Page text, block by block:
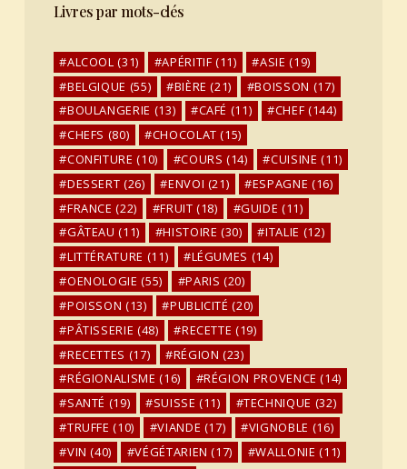
Livres par mots-clés
ALCOOL (31) APÉRITIF (11) ASIE (19)
BELGIQUE (55) BIÈRE (21) BOISSON (17)
BOULANGERIE (13) CAFÉ (11) CHEF (144)
CHEFS (80) CHOCOLAT (15)
CONFITURE (10) COURS (14) CUISINE (11)
DESSERT (26) ENVOI (21) ESPAGNE (16)
FRANCE (22) FRUIT (18) GUIDE (11)
GÂTEAU (11) HISTOIRE (30) ITALIE (12)
LITTÉRATURE (11) LÉGUMES (14)
OENOLOGIE (55) PARIS (20)
POISSON (13) PUBLICITÉ (20)
PÂTISSERIE (48) RECETTE (19)
RECETTES (17) RÉGION (23)
RÉGIONALISME (16) RÉGION PROVENCE (14)
SANTÉ (19) SUISSE (11) TECHNIQUE (32)
TRUFFE (10) VIANDE (17) VIGNOBLE (16)
VIN (40) VÉGÉTARIEN (17) WALLONIE (11)